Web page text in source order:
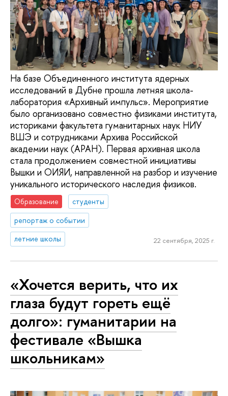
На базе Объединенного института ядерных
исследований в Дубне прошла летняя школа-
лаборатория «Архивный импульс». Мероприятие
было организовано совместно физиками института,
историками факультета гуманитарных наук НИУ
ВШЭ и сотрудниками Архива Российской
академии наук (АРАН). Первая архивная школа
стала продолжением совместной инициативы
Вышки и ОИЯИ, направленной на разбор и изучение
уникального исторического наследия физиков.
Образование
студенты
репортаж о событии
летние школы
22 сентября, 2025 г.
«Хочется верить, что их
глаза будут гореть ещё
долго»: гуманитарии на
фестивале «Вышка
школьникам»